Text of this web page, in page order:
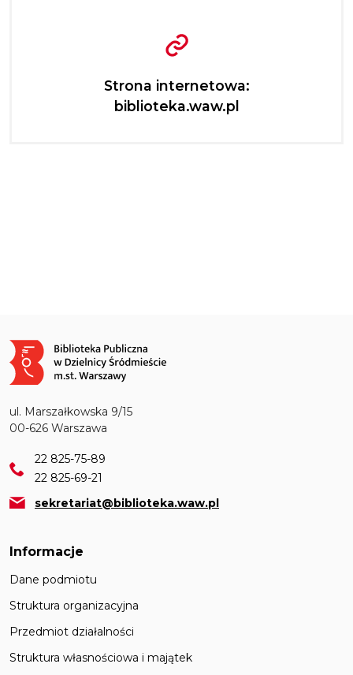
Strona internetowa:
biblioteka.waw.pl
Obraz
ul. Marszałkowska 9/15
00-626 Warszawa
22 825-75-89
22 825-69-21
sekretariat@biblioteka.waw.pl
Informacje
Dane podmiotu
Struktura organizacyjna
Przedmiot działalności
Struktura własnościowa i majątek